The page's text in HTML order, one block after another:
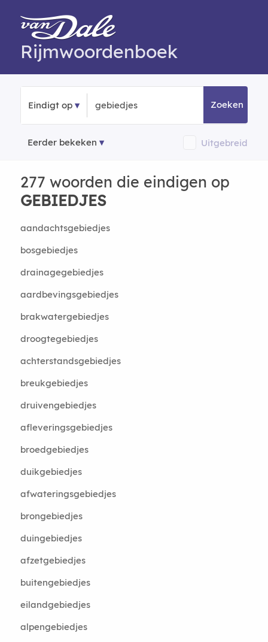
Rijmwoordenboek
Eindigt op Zoeken
Eerder bekeken Uitgebreid
277 woorden die eindigen op
GEBIEDJES
aandachtsgebiedjes
bosgebiedjes
drainagegebiedjes
aardbevingsgebiedjes
brakwatergebiedjes
droogtegebiedjes
achterstandsgebiedjes
breukgebiedjes
druivengebiedjes
afleveringsgebiedjes
broedgebiedjes
duikgebiedjes
afwateringsgebiedjes
brongebiedjes
duingebiedjes
afzetgebiedjes
buitengebiedjes
eilandgebiedjes
alpengebiedjes